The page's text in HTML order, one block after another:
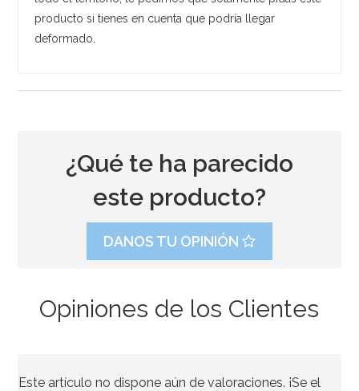
producto si tienes en cuenta que podría llegar
deformado.
¿Qué te ha parecido
este producto?
DANOS TU OPINIÓN
Opiniones de los Clientes
Este artículo no dispone aún de valoraciones. ¡Se el